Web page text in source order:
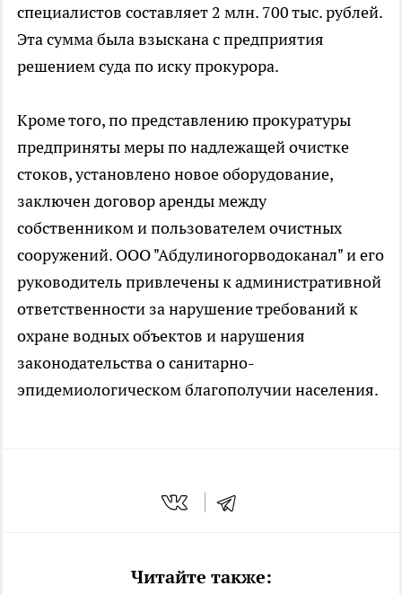
специалистов составляет 2 млн. 700 тыс. рублей.
Эта сумма была взыскана с предприятия
решением суда по иску прокурора.
Кроме того, по представлению прокуратуры
предприняты меры по надлежащей очистке
стоков, установлено новое оборудование,
заключен договор аренды между
собственником и пользователем очистных
сооружений. ООО "Абдулиногорводоканал" и его
руководитель привлечены к административной
ответственности за нарушение требований к
охране водных объектов и нарушения
законодательства о санитарно-
эпидемиологическом благополучии населения.
Читайте также: